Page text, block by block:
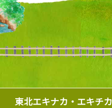
東北エキナカ・エキチカ